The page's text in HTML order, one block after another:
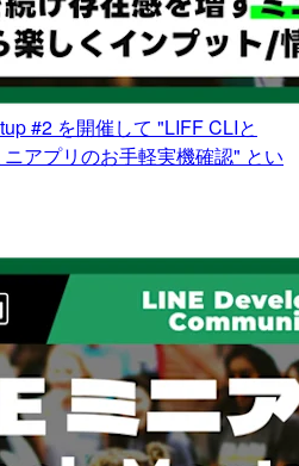
#2 を開催して "LIFF CLIと
アプリのお手軽実機確認" とい